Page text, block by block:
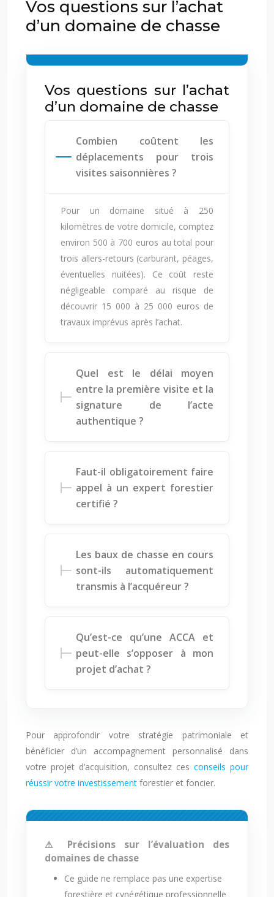
Vos questions sur l’achat
d’un domaine de chasse
Vos questions sur l’achat
d’un domaine de chasse
Combien coûtent les
déplacements pour trois
visites saisonnières ?
Pour un domaine situé à 250
kilomètres de votre domicile, comptez
environ 500 à 700 euros au total pour
trois allers-retours (carburant, péages,
éventuelles nuitées). Ce coût reste
négligeable comparé au risque de
découvrir 15 000 à 25 000 euros de
travaux imprévus après l’achat.
Quel est le délai moyen
entre la première visite et la
signature de l’acte
authentique ?
Faut-il obligatoirement faire
appel à un expert forestier
certifié ?
Les baux de chasse en cours
sont-ils automatiquement
transmis à l’acquéreur ?
Qu’est-ce qu’une ACCA et
peut-elle s’opposer à mon
projet d’achat ?
Pour approfondir votre stratégie patrimoniale et
bénéficier d’un accompagnement personnalisé dans
votre projet d’acquisition, consultez ces conseils pour
réussir votre investissement forestier et foncier.
⚠ Précisions sur l’évaluation des
domaines de chasse
Ce guide ne remplace pas une expertise
forestière et cynégétique professionnelle